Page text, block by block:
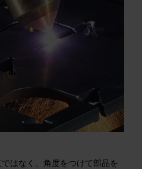
はなく、角度をつけて部品を